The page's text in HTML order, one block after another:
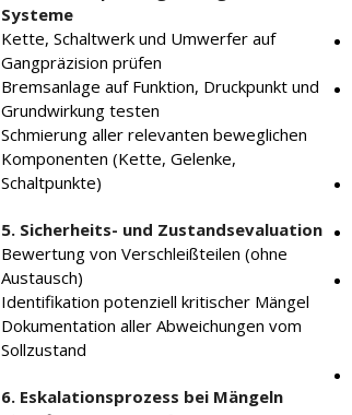
Systeme
Kette, Schaltwerk und Umwerfer auf
Gangpräzision prüfen
Bremsanlage auf Funktion, Druckpunkt und
Grundwirkung testen
Schmierung aller relevanten beweglichen
Komponenten (Kette, Gelenke,
Schaltpunkte)
5. Sicherheits- und Zustandsevaluation
Bewertung von Verschleißteilen (ohne
Austausch)
Identifikation potenziell kritischer Mängel
Dokumentation aller Abweichungen vom
Sollzustand
6. Eskalationsprozess bei Mängeln